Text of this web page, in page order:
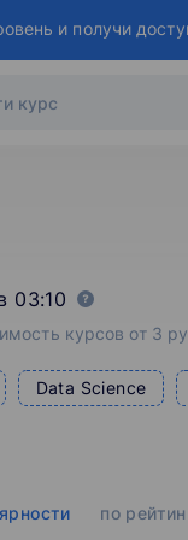
и получи
03:10
курсов от 3
Data Science
по